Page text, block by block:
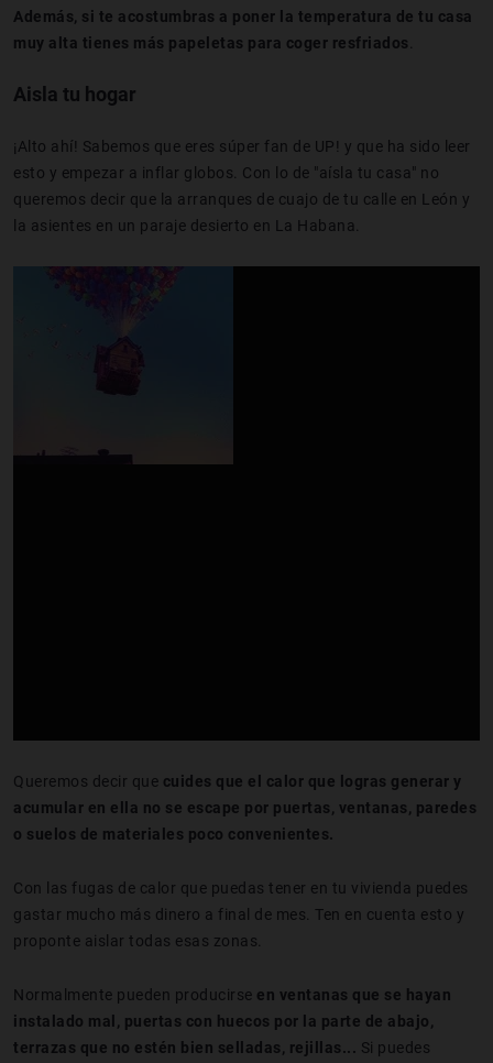
Además, si te acostumbras a poner la temperatura de tu casa
muy alta tienes más papeletas para coger resfriados
Aisla tu hogar
¡Alto ahí! Sabemos que eres súper fan de UP! y que ha sido leer
esto y empezar a inflar globos. Con lo de "aísla tu casa" no
queremos decir que la arranques de cuajo de tu calle en León y
la asientes en un paraje desierto en La Habana.
Queremos decir que cuides que el calor que logras generar y
acumular en ella no se escape por puertas, ventanas, paredes
o suelos de materiales poco convenientes.
Con las fugas de calor que puedas tener en tu vivienda puedes
gastar mucho más dinero a final de mes. Ten en cuenta esto y
proponte aislar todas esas zonas.
Normalmente pueden producirse en ventanas que se hayan
instalado mal, puertas con huecos por la parte de abajo,
terrazas que no estén bien selladas, rejillas... Si puedes